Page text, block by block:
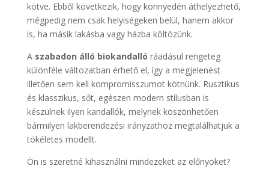
kötve. Ebből következik, hogy könnyedén áthelyezhető,
mégpedig nem csak helyiségeken belül, hanem akkor
is, ha másik lakásba vagy házba költözünk.
A szabadon álló biokandalló ráadásul rengeteg
különféle változatban érhető el, így a megjelenést
illetően sem kell kompromisszumot kötnünk. Rusztikus
és klasszikus, sőt, egészen modern stílusban is
készülnek ilyen kandallók, melynek köszönhetően
bármilyen lakberendezési irányzathoz megtalálhatjuk a
tökéletes modellt.
Ön is szeretné kihasználni mindezeket az előnyöket?